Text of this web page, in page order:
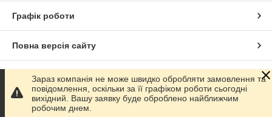
Графік роботи
Повна версія сайту
Сайт створено на маркетплейсі Prom.ua
Політика конфіденційності
Зараз компанія не може швидко обробляти замовлення та
повідомлення, оскільки за її графіком роботи сьогодні
вихідний. Вашу заявку буде оброблено найближчим
робочим днем.